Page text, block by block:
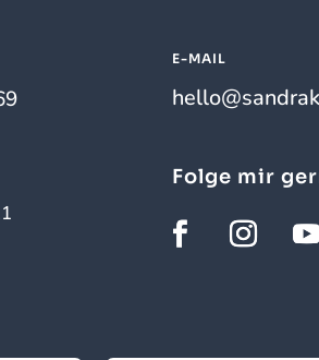
E-MAIL
Folge mir